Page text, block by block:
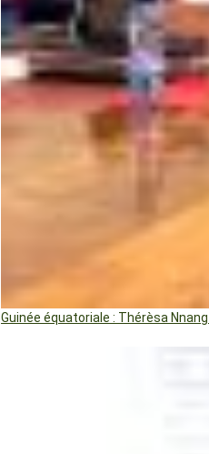
Guinée équatoriale : Thérèsa